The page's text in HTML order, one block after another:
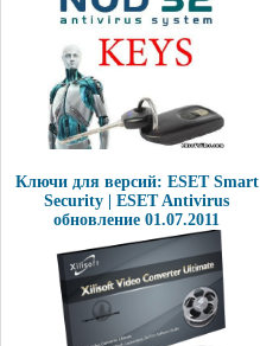
Ключи для версий: ESET Smart
Security | ESET Antivirus
обновление 01.07.2011